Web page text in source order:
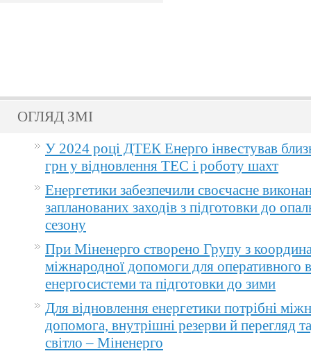
ОГЛЯД ЗМІ
У 2024 році ДТЕК Енерго інвестував
грн у відновлення ТЕС і роботу шахт
Енергетики забезпечили своєчасне
запланованих заходів з підготовки до
сезону
При Міненерго створено Групу з
міжнародної допомоги для оперативного
енергосистеми та підготовки до зими
Для відновлення енергетики потрібні
допомога, внутрішні резерви й перегляд
світло – Міненерго